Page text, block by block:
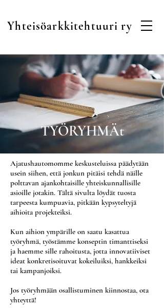
Yhteisöarkkitehtuuri ry
TYÖRYHMÄt
Ajatushautomomme keskusteluissa päädytään
usein siihen, että jonkun pitäisi tehdä näille
polttavan ajankohtaisille yhteiskunnallisille
asioille jotakin. Tältä sivulta löydät tuosta
tarpeesta kumpuavia, pitkään kypsyteltyjä
aihioita projekteiksi.
Kun aihion ympärille on saatu kasattua
työryhmä, työstämme konseptin timanttiseksi
ja haemme sille rahoitusta, jotta innovatiiviset
ideat konkretisoituvat kokeiluiksi, hankkeiksi
tai kampanjoiksi.
Jos työryhmään osallistuminen kiinnostaa, ota
yhteyttä!